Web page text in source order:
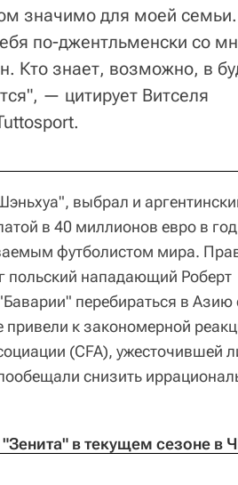
значимо для моей семьи.
по-джентльменски со
Кто знает, возможно, в
— цитирует Витселя
выбрал и
в 40 миллионов евро в
футболистом мира.
польский нападающий Роберт
перебираться в Азию
к закономерной
(CFA), ужесточившей
снизить
в текущем сезоне в